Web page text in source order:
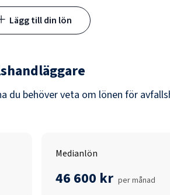
Lägg till din lön
du behöver veta om lönen för
Medianlön
46 600 kr per månad